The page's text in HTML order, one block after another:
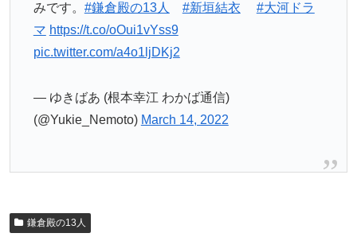
みです。 #鎌倉殿の13人 #新垣結衣
#大河ドラ
マ https://t.co/oOui1vYss9
pic.twitter.com/a4o1ljDKj2
— ゆきばあ (根本幸江 わかば通信)
(@Yukie_Nemoto) March 14, 2022
鎌倉殿の13人